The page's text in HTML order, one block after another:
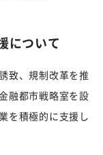
について
致、規制改革を推
融都市戦略室を設
を積極的に支援し